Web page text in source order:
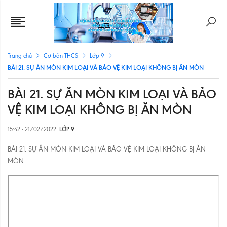
Trang chủ Cơ bản THCS Lớp 9
BÀI 21. SỰ ĂN MÒN KIM LOẠI VÀ BẢO VỆ KIM LOẠI KHÔNG BỊ ĂN MÒN
BÀI 21. SỰ ĂN MÒN KIM LOẠI VÀ BẢO
VỆ KIM LOẠI KHÔNG BỊ ĂN MÒN
15:42 - 21/02/2022 LỚP 9
BÀI 21. SỰ ĂN MÒN KIM LOẠI VÀ BẢO VỆ KIM LOẠI KHÔNG BỊ ĂN
MÒN